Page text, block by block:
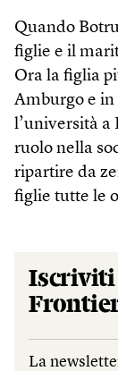
Quando
figlie e il
Ora la figlia
Amburgo e
l’università a
ruolo nella
ripartire da
figlie tutte le
Iscriviti
La